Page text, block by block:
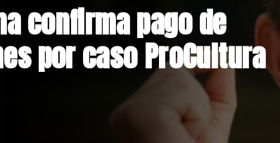
construcción de
en El Teniente por